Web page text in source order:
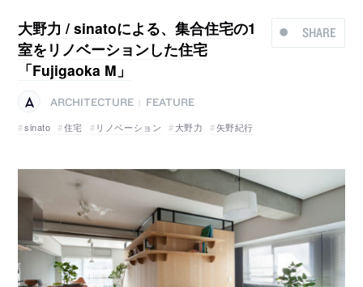
SHARE
大野力 / sinatoによる、集合住宅の1
室をリノベーションした住宅
「Fujigaoka M」
ARCHITECTURE
FEATURE
sinato
住宅 リノベーション 大野力 矢野紀行